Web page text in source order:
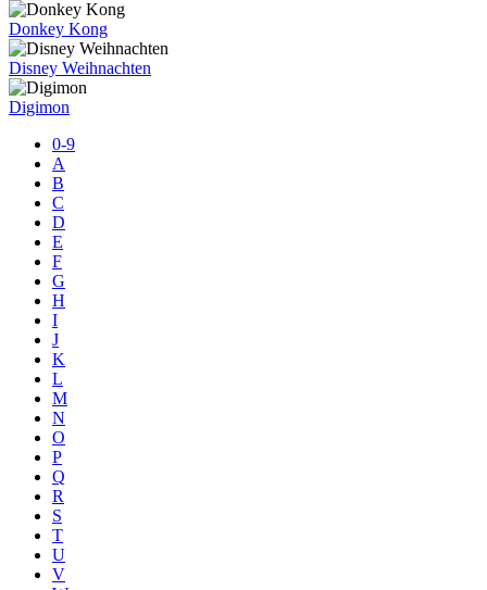
Donkey Kong
Disney Weihnachten
Digimon
0-9
A
B
C
D
E
F
G
H
I
J
K
L
M
N
O
P
Q
R
S
T
U
V